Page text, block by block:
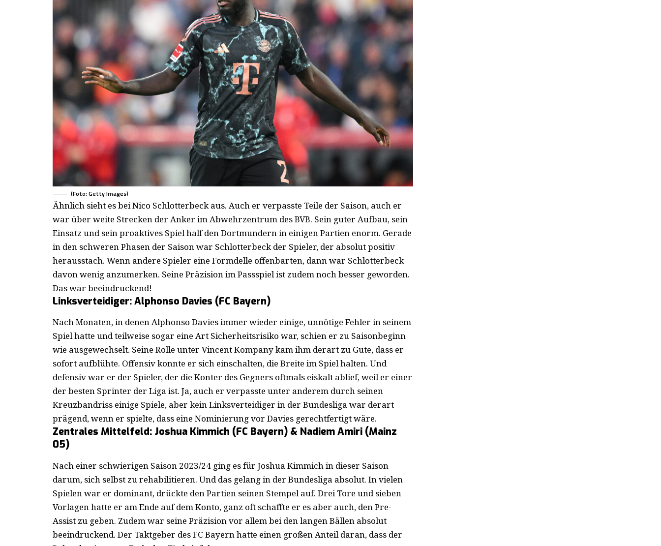
(Foto: Getty Images)
Ähnlich sieht es bei Nico Schlotterbeck aus. Auch er verpasste Teile der Saison, auch er
war über weite Strecken der Anker im Abwehrzentrum des BVB. Sein guter Aufbau, sein
Einsatz und sein proaktives Spiel half den Dortmundern in einigen Partien enorm. Gerade
in den schweren Phasen der Saison war Schlotterbeck der Spieler, der absolut positiv
herausstach. Wenn andere Spieler eine Formdelle offenbarten, dann war Schlotterbeck
davon wenig anzumerken. Seine Präzision im Passspiel ist zudem noch besser geworden.
Das war beeindruckend!
Linksverteidiger: Alphonso Davies (FC Bayern)
Nach Monaten, in denen Alphonso Davies immer wieder einige, unnötige Fehler in seinem
Spiel hatte und teilweise sogar eine Art Sicherheitsrisiko war, schien er zu Saisonbeginn
wie ausgewechselt. Seine Rolle unter Vincent Kompany kam ihm derart zu Gute, dass er
sofort aufblühte. Offensiv konnte er sich einschalten, die Breite im Spiel halten. Und
defensiv war er der Spieler, der die Konter des Gegners oftmals eiskalt ablief, weil er einer
der besten Sprinter der Liga ist. Ja, auch er verpasste unter anderem durch seinen
Kreuzbandriss einige Spiele, aber kein Linksverteidiger in der Bundesliga war derart
prägend, wenn er spielte, dass eine Nominierung vor Davies gerechtfertigt wäre.
Zentrales Mittelfeld: Joshua Kimmich (FC Bayern) & Nadiem Amiri (Mainz
05)
Nach einer schwierigen Saison 2023/24 ging es für Joshua Kimmich in dieser Saison
darum, sich selbst zu rehabilitieren. Und das gelang in der Bundesliga absolut. In vielen
Spielen war er dominant, drückte den Partien seinen Stempel auf. Drei Tore und sieben
Vorlagen hatte er am Ende auf dem Konto, ganz oft schaffte er es aber auch, den Pre-
Assist zu geben. Zudem war seine Präzision vor allem bei den langen Bällen absolut
beeindruckend. Der Taktgeber des FC Bayern hatte einen großen Anteil daran, dass der